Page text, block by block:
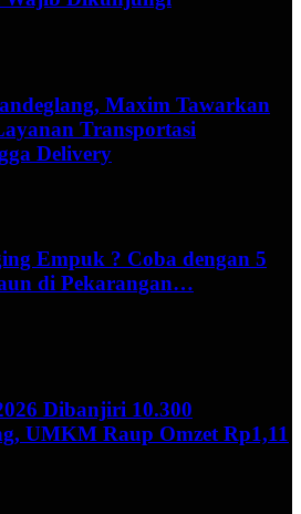
Maxim Tawarkan
Transportasi
Delivery
Empuk ? Coba dengan 5
di Pekarangan…
Dibanjiri 10.300
UMKM Raup Omzet Rp1,11